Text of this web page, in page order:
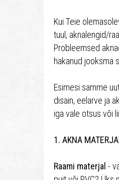
Kui Teie
tuul, aknalengid/
Probleemsed
hakanud jooksma
Esimesi samme
disain, eelarve ja
iga vale otsus või
1. AKNA
Raami materjal -